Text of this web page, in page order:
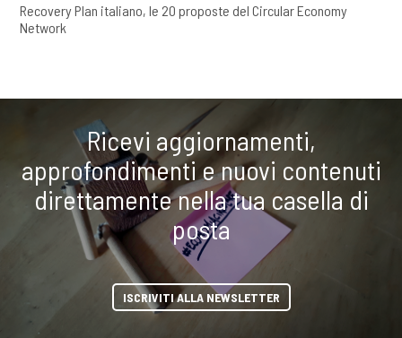
Recovery Plan italiano, le 20 proposte del Circular Economy
Network
Ricevi aggiornamenti,
approfondimenti e nuovi contenuti
direttamente nella tua casella di
posta
ISCRIVITI ALLA NEWSLETTER